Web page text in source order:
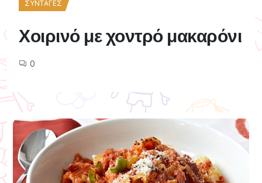
ΣΥΝΤΑΓΈΣ
Χοιρινό με χοντρό μακαρόνι
0